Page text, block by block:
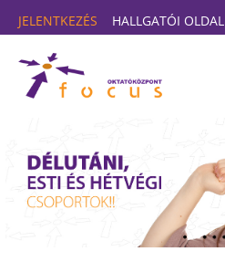
JELENTKEZÉS HALLGATÓI OLDAL